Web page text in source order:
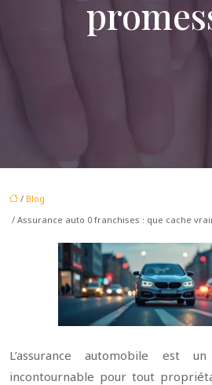
/ Blog
/ Assurance auto 0 franchises : que cache
L’assurance automobile est
incontournable pour tout